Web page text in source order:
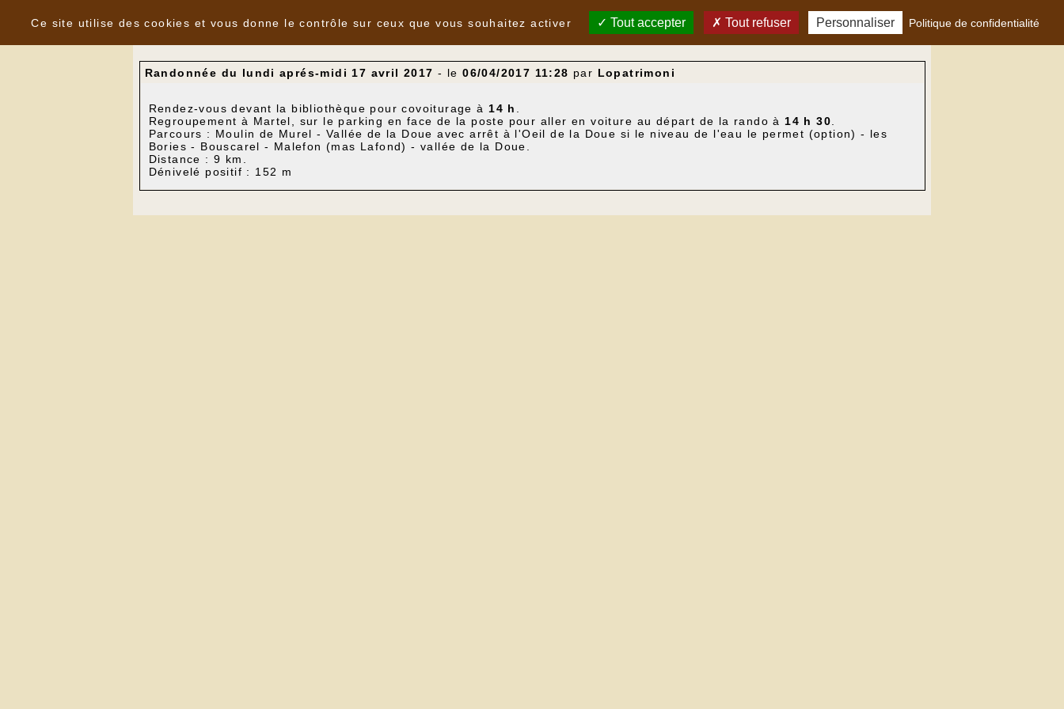
Nouvelles
Randonnée du lundi aprés-midi 17 avril 2017 - le06/04/2017 11:28 par Lopatrimoni
Rendez-vous devant la bibliothèque pour covoiturage à 14 h
Regroupement à Martel, sur le parking en face de la poste pour aller en voiture au départ de la rando à 14 h 30
Parcours : Moulin de Murel - Vallée de la Doue avec arrêt à l'Oeil de la Doue si le niveau de l'eau le permet (option) - les
Bories - Bouscarel - Malefon (mas Lafond) - vallée de la Doue.
Distance : 9 km.
Dénivelé positif : 152 m
Ce site utilise des cookies et vous donne le contrôle sur ceux que vous souhaitez activer
Tout accepter Tout refuser Personnaliser Politique de confidentialité